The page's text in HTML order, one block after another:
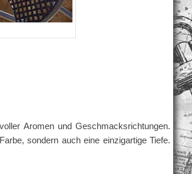
Aromen und Geschmacksrichtungen.
sondern auch eine einzigartige Tiefe.